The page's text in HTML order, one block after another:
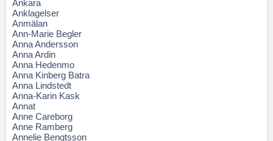
Ankara
Anklagelser
Anmälan
Ann-Marie Begler
Anna Andersson
Anna Ardin
Anna Hedenmo
Anna Kinberg Batra
Anna Lindstedt
Anna-Karin Kask
Annat
Anne Careborg
Anne Ramberg
Annelie Bengtsson